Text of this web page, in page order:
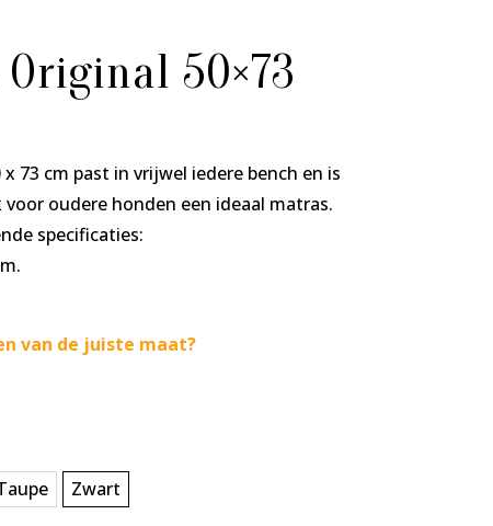
50×73
73 cm past in vrijwel iedere bench en is
oudere honden een ideaal matras.
specificaties:
van de juiste maat?
Zwart